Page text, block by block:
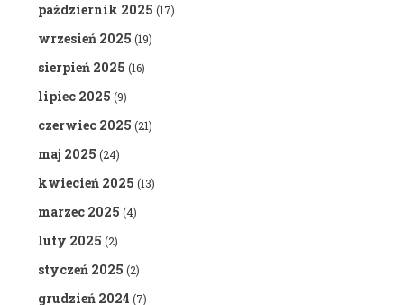
październik 2025 (17)
wrzesień 2025 (19)
sierpień 2025 (16)
lipiec 2025 (9)
czerwiec 2025 (21)
maj 2025 (24)
kwiecień 2025 (13)
marzec 2025 (4)
luty 2025 (2)
styczeń 2025 (2)
grudzień 2024 (7)